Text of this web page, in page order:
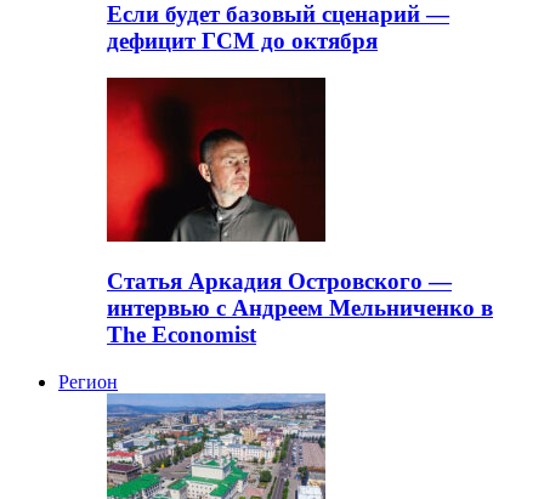
Если будет базовый сценарий —
дефицит ГСМ до октября
Статья Аркадия Островского —
интервью с Андреем Мельниченко в
The Economist
Регион